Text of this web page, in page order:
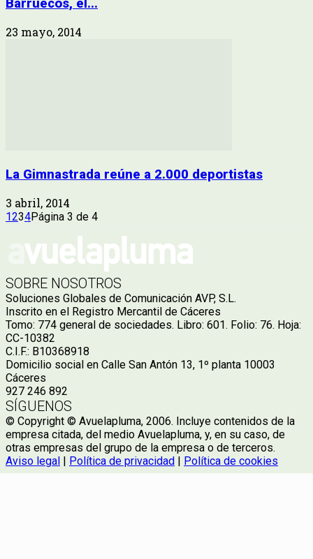
Barruecos, el...
23 mayo, 2014
La Gimnastrada reúne a 2.000 deportistas
3 abril, 2014
1234Página 3 de 4
SOBRE NOSOTROS
Soluciones Globales de Comunicación AVP, S.L.
Inscrito en el Registro Mercantil de Cáceres
Tomo: 774 general de sociedades. Libro: 601. Folio: 76. Hoja:
CC-10382
C.I.F.: B10368918
Domicilio social en Calle San Antón 13, 1º planta 10003
Cáceres
927 246 892
SÍGUENOS
© Copyright © Avuelapluma, 2006. Incluye contenidos de la
empresa citada, del medio Avuelapluma, y, en su caso, de
otras empresas del grupo de la empresa o de terceros.
Aviso legal | Política de privacidad | Política de cookies